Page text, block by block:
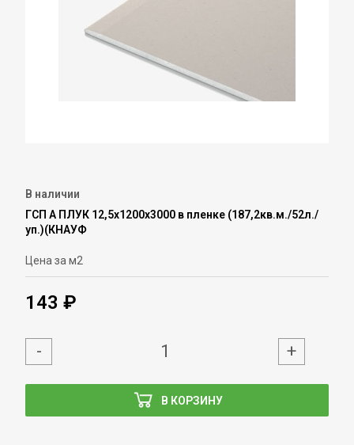
В наличии
ГСП А ПЛУК 12,5х1200х3000 в пленке (187,2кв.м./52л./
уп.)(КНАУФ
Цена за м2
143 ₽
В КОРЗИНУ
- +